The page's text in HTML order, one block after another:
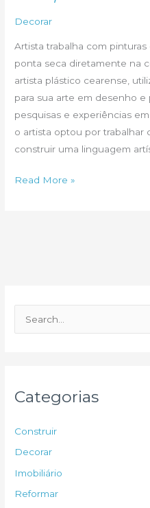
Pintura
Decorar
Artista trabalha com
ponta seca diretamente na
artista plástico cearense,
para sua arte em desenho
pesquisas e experiências
o artista optou por trabalhar
construir uma linguagem
Arte,
Read More »
e
p
o
Categorias
Construir
Decorar
Imobiliário
Reformar